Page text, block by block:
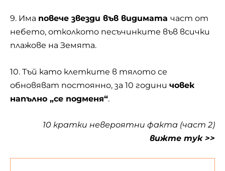
9. Има повече звезди във видимата част от
небето, отколкото песъчинките във всички
плажове на Земята.
10. Тъй като клетките в тялото се
обновяват постоянно, за 10 години човек
напълно „се подменя“.
10 кратки невероятни факта (част 2)
вижте тук >>